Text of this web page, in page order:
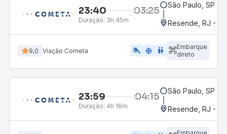
23:40 03:25
Duração: 3h 45m
São Paulo, SP -
Resende, RJ -
9,0 Viação Cometa airline_seat_legroom_extra ac_unit WC
Embarque
direto
23:59 04:15
Duração: 4h 16m
São Paulo, SP -
Resende, RJ -